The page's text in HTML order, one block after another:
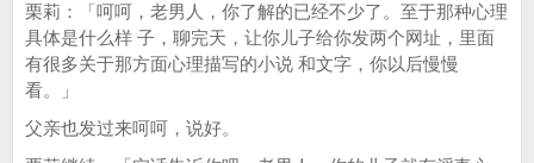
栗莉：「呵呵，老男人，你了解的已经不少了。至于那种心理
具体是什么样 子，聊完天，让你儿子给你发两个网址，里面
有很多关于那方面心理描写的小说 和文字，你以后慢慢
看。」
父亲也发过来呵呵，说好。